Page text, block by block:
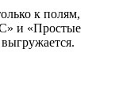
к полям,
и «Простые